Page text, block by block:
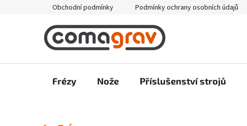
Obchodní podmínky Podmínky ochrany osobních údajů
Frézy Nože Příslušenství strojů
Přeskočit
K